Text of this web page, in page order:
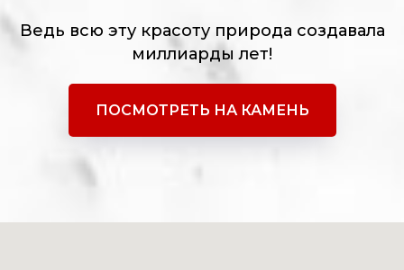
Ведь всю эту красоту природа создавала
миллиарды лет!
ПОСМОТРЕТЬ НА КАМЕНЬ